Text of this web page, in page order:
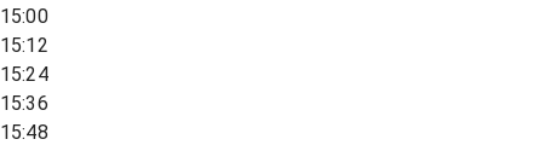
15:00
15:12
15:24
15:36
15:48